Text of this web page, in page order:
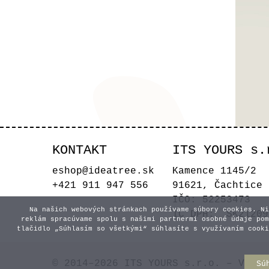
KONTAKT
eshop@ideatree.sk
+421 911 947 556
ITS YOURS
Kamence 1145/2
91621, Čachtice
IČO: 52253473
IČ DPH:
© 2014–2026 ITS YOURS s.r.o. –
Na našich webových stránkach používame súbory
reklám spracúvame spolu s našimi partnermi osobné údaje
tlačidlo „Súhlasím so všetkými“ súhlasíte s využívaním